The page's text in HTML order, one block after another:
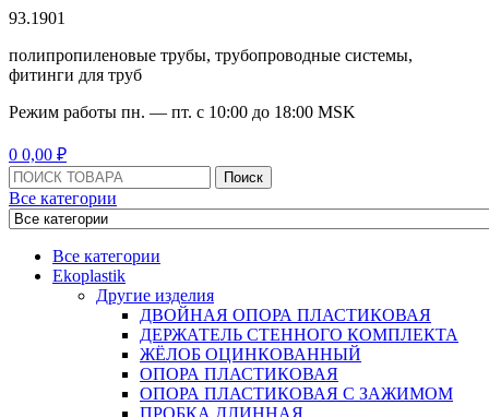
93.1901
полипропиленовые трубы, трубопроводные системы,
фитинги для труб
Режим работы пн. — пт. с 10:00 до 18:00 MSK
0 0,00 ₽
Поиск:
Поиск
Все категории
Все категории
Ekoplastik
Другие изделия
ДВОЙНАЯ ОПОРА ПЛАСТИКОВАЯ
ДЕРЖАТЕЛЬ СТЕННОГО КОМПЛЕКТА
ЖЁЛОБ ОЦИНКОВАННЫЙ
ОПОРА ПЛАСТИКОВАЯ
ОПОРА ПЛАСТИКОВАЯ С ЗАЖИМОМ
ПРОБКА ДЛИННАЯ